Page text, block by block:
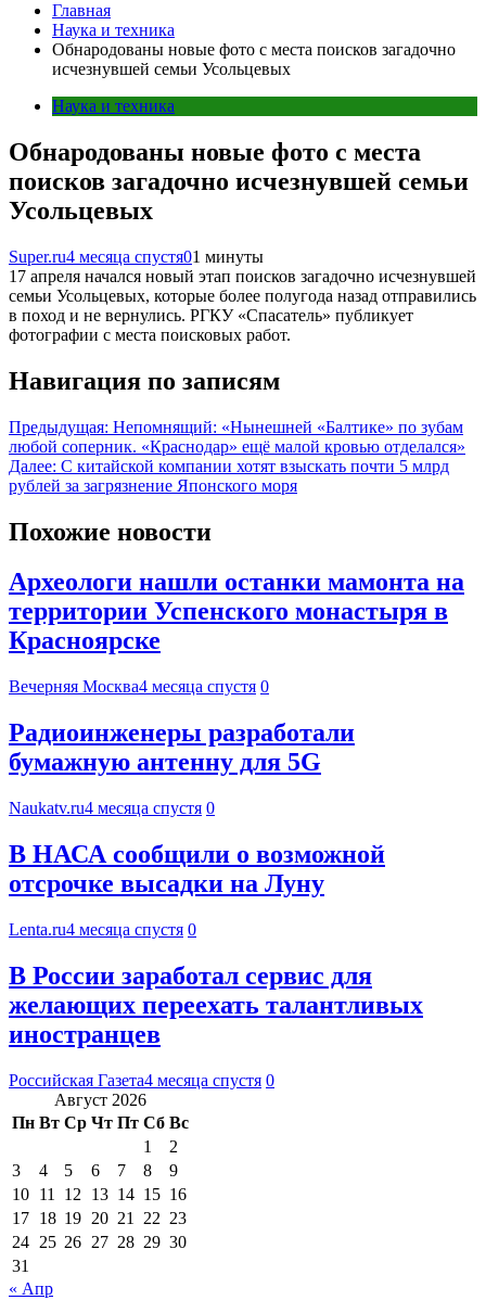
Главная
Наука и техника
Обнародованы новые фото с места поисков загадочно
исчезнувшей семьи Усольцевых
Наука и техника
Обнародованы новые фото с места
поисков загадочно исчезнувшей семьи
Усольцевых
Super.ru4 месяца спустя01 минуты
17 апреля начался новый этап поисков загадочно исчезнувшей
семьи Усольцевых, которые более полугода назад отправились
в поход и не вернулись. РГКУ «Спасатель» публикует
фотографии с места поисковых работ.
Навигация по записям
Предыдущая: Непомнящий: «Нынешней «Балтике» по зубам
любой соперник. «Краснодар» ещё малой кровью отделался»
Далее: С китайской компании хотят взыскать почти 5 млрд
рублей за загрязнение Японского моря
Похожие новости
Археологи нашли останки мамонта на
территории Успенского монастыря в
Красноярске
Вечерняя Москва4 месяца спустя 0
Радиоинженеры разработали
бумажную антенну для 5G
Naukatv.ru4 месяца спустя 0
В НАСА сообщили о возможной
отсрочке высадки на Луну
Lenta.ru4 месяца спустя 0
В России заработал сервис для
желающих переехать талантливых
иностранцев
Российская Газета4 месяца спустя 0
Август 2026
Пн Вт Ср Чт Пт Сб Вс
1
2
3
4 5 6 7 8
9
10 11 12 13 14 15 16
17 18 19 20 21 22 23
24 25 26 27 28 29 30
31
« Апр